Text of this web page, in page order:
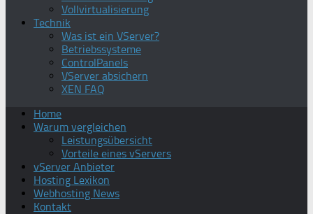
Vollvirtualisierung
Technik
Was ist ein VServer?
Betriebssysteme
ControlPanels
VServer absichern
XEN FAQ
Home
Warum vergleichen
Leistungsübersicht
Vorteile eines vServers
vServer Anbieter
Hosting Lexikon
Webhosting News
Kontakt